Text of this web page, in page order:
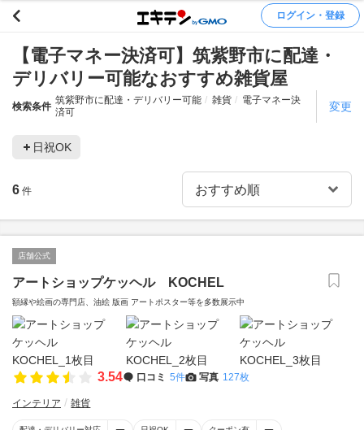
ログイン・登録
【電子マネー決済可】筑紫野市に配達・
デリバリー可能なおすすめ雑貨屋
検索条件
筑紫野市に配達・デリバリー可能 雑貨
電子マネー決
済可
変更
日祝OK
6 件
店舗公式
アートショップケッヘル KOCHEL
額縁や絵画の専門店、油絵 版画 アートポスター等を多数展示中
3.54 口コミ 5件 写真 127枚
インテリア 雑貨